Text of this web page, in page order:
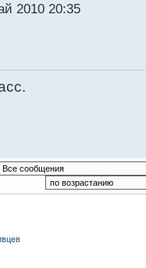
2010 20:35